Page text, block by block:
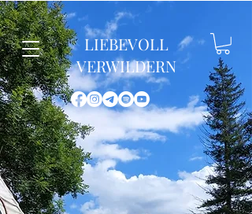
LIEBEVOLL
VERWILDERN